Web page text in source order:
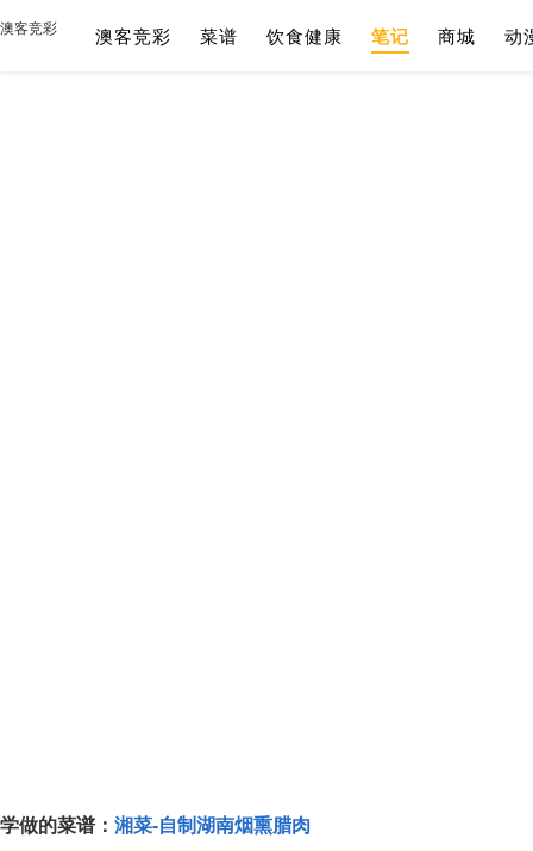
澳客竞彩 澳客竞彩 菜谱 饮食健康 笔记 商城 动
学做的菜谱： 湘菜-自制湖南烟熏腊肉